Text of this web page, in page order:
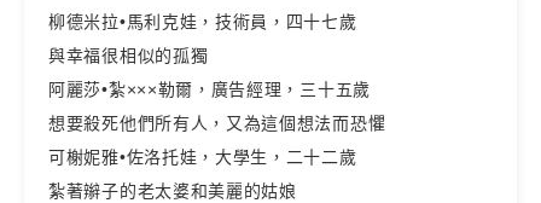
柳德米拉•馬利克娃，技術員，四十七歲
與幸福很相似的孤獨
阿麗莎•紮×××勒爾，廣告經理，三十五歲
想要殺死他們所有人，又為這個想法而恐懼
可榭妮雅•佐洛托娃，大學生，二十二歲
紮著辮子的老太婆和美麗的姑娘